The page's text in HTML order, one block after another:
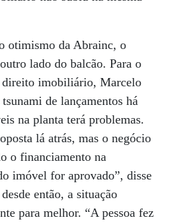
otimismo da Abrainc, o
lado do balcão. Para o
direito imobiliário, Marcelo
de lançamentos há
na planta terá problemas.
lá atrás, mas o negócio
o financiamento na
imóvel for aprovado”, disse
então, a situação
para melhor. “A pessoa fez